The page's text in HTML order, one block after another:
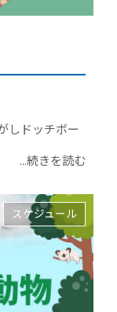
しドッチボー
...続きを読む
スケジュール